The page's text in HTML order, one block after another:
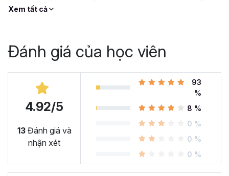
nâng cao.
….
Đó là lý do mà Gitiho cho ra mắt khóa họcGoogle Sheet
từ Cơ bản đến Nâng cao, công cụ thay thế Excel
bạn bắt đầu làm quen và ứng dụng thành thạo công cụ
này vào công việc. Cùng xem nhé!
Tại sao bạn nên học Google
Sheet?
Xem tất cả
Đánh giá của học viên
4.92/5
13Đánh giá và
nhận xét
93
%
8 %
0 %
0 %
0 %